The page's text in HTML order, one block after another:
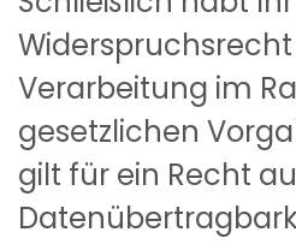
Verarbeitung im
gesetzlichen
gilt für ein Recht